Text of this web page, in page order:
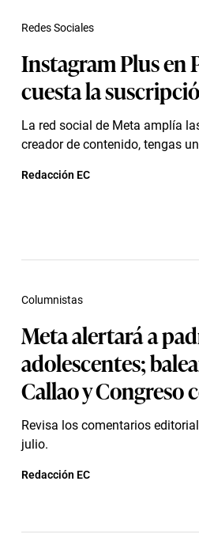
Instagram Plus en
cuesta la
La red social de Meta amplía
creador de contenido, tengas
Redes Sociales
Redacción EC
Meta alertará a
adolescentes;
Callao y Congreso
Revisa los comentarios
julio.
Columnistas
Redacción EC